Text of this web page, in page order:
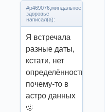
#p469076,миндальное
здоровье
написал(а):
Я встречала
разные даты,
кстати, нет
определённости
почему-то в
астро данных
🫥